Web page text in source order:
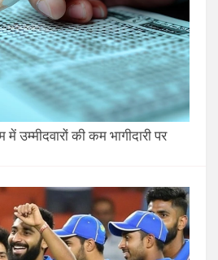
में उम्मीदवारों की कम भागीदारी पर